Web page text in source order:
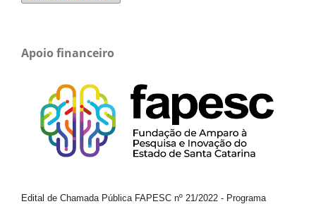
Apoio financeiro
Edital de Chamada Pública FAPESC nº 21/2022 - Programa